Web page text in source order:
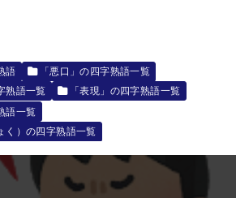
語
「悪口」の四字熟語一覧
熟語一覧
「表現」の四字熟語一覧
語一覧
く）の四字熟語一覧